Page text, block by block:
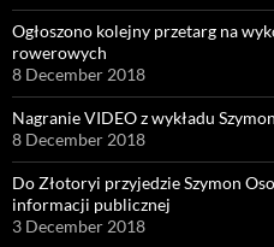
Ogłoszono kolejny przetarg na
rowerowych
8 December 2018
Nagranie VIDEO z wykładu
8 December 2018
Do Złotoryi przyjedzie Szymon
informacji publicznej
3 December 2018